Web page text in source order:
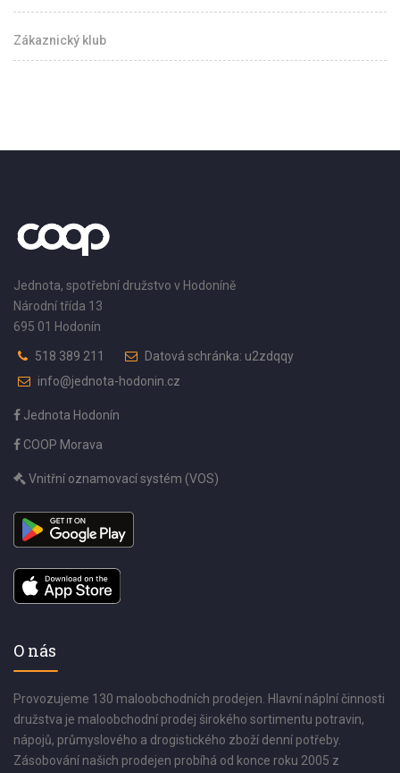
Zákaznický klub
Jednota, spotřební družstvo v Hodoníně
Národní třída 13
695 01 Hodonín
518 389 211
Datová schránka: u2zdqqy
info@jednota-hodonin.cz
Jednota Hodonín
COOP Morava
Vnitřní oznamovací systém (VOS)
O nás
Provozujeme 130 maloobchodních prodejen. Hlavní náplní činnosti
družstva je maloobchodní prodej širokého sortimentu potravin,
nápojů, průmyslového a drogistického zboží denní potřeby.
Zásobování našich prodejen probíhá od konce roku 2005 z